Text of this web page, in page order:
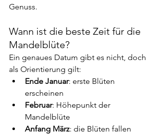
Genuss.
Wann ist die beste Zeit für die
Mandelblüte?
Ein genaues Datum gibt es nicht, doch
als Orientierung gilt:
Ende Januar: erste Blüten
erscheinen
Februar: Höhepunkt der
Mandelblüte
Anfang März: die Blüten fallen